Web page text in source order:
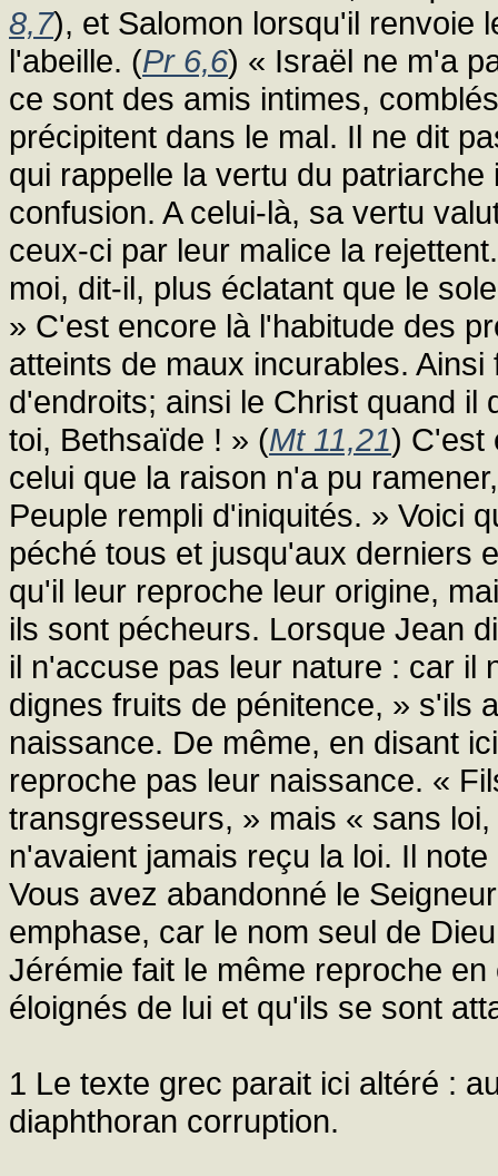
8,7), et Salomon lorsqu'il renvoie
l'abeille. (Pr 6,6) « Israël ne m'a
ce sont des amis intimes,
précipitent dans le mal. Il ne dit
qui rappelle la vertu du
confusion. A celui-là, sa vertu
ceux-ci par leur malice la
moi, dit-il, plus éclatant que le
» C'est encore là l'habitude des
atteints de maux incurables.
d'endroits; ainsi le Christ quand il
toi, Bethsaïde ! » (Mt 11,21) C'est
celui que la raison n'a pu
Peuple rempli d'iniquités. » Voici
péché tous et jusqu'aux derniers
qu'il leur reproche leur origine,
ils sont pécheurs. Lorsque Jean
il n'accuse pas leur nature : car il
dignes fruits de pénitence, » s'ils
naissance. De même, en disant
reproche pas leur naissance. «
transgresseurs, » mais « sans
n'avaient jamais reçu la loi. Il
Vous avez abandonné le
emphase, car le nom seul de
Jérémie fait le même reproche
éloignés de lui et qu'ils se sont
1 Le texte grec parait ici altéré :
diaphthoran corruption.